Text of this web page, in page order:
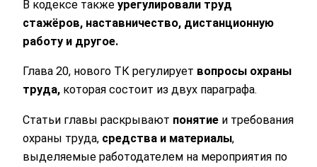
В кодексе также урегулировали труд
стажёров, наставничество, дистанционную
работу и другое.
Глава 20, нового ТК регулирует вопросы охраны
труда, которая состоит из двух параграфа.
Статьи главы раскрывают понятие и требования
охраны труда, средства и материалы,
выделяемые работодателем на мероприятия по